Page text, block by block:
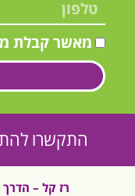
מאשר קבלת
התקשרו להתייעצות :
רז קל –